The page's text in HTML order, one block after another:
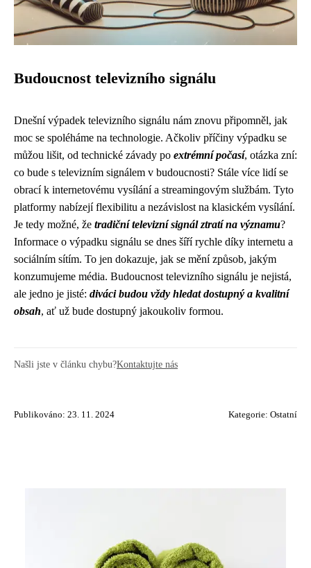
Budoucnost televizního signálu
Dnešní výpadek televizního signálu nám znovu připomněl, jak
moc se spoléháme na technologie. Ačkoliv příčiny výpadku se
můžou lišit, od technické závady po extrémní počasí, otázka zní:
co bude s televizním signálem v budoucnosti? Stále více lidí se
obrací k internetovému vysílání a streamingovým službám. Tyto
platformy nabízejí flexibilitu a nezávislost na klasickém vysílání.
Je tedy možné, že tradiční televizní signál ztratí na významu?
Informace o výpadku signálu se dnes šíří rychle díky internetu a
sociálním sítím. To jen dokazuje, jak se mění způsob, jakým
konzumujeme média. Budoucnost televizního signálu je nejistá,
ale jedno je jisté: diváci budou vždy hledat dostupný a kvalitní
obsah, ať už bude dostupný jakoukoliv formou.
Našli jste v článku chybu?Kontaktujte nás
Publikováno: 23. 11. 2024 Kategorie: Ostatní